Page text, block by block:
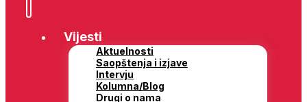
Vijesti
Aktuelnosti
Saopštenja i izjave
Intervju
Kolumna/Blog
Drugi o nama